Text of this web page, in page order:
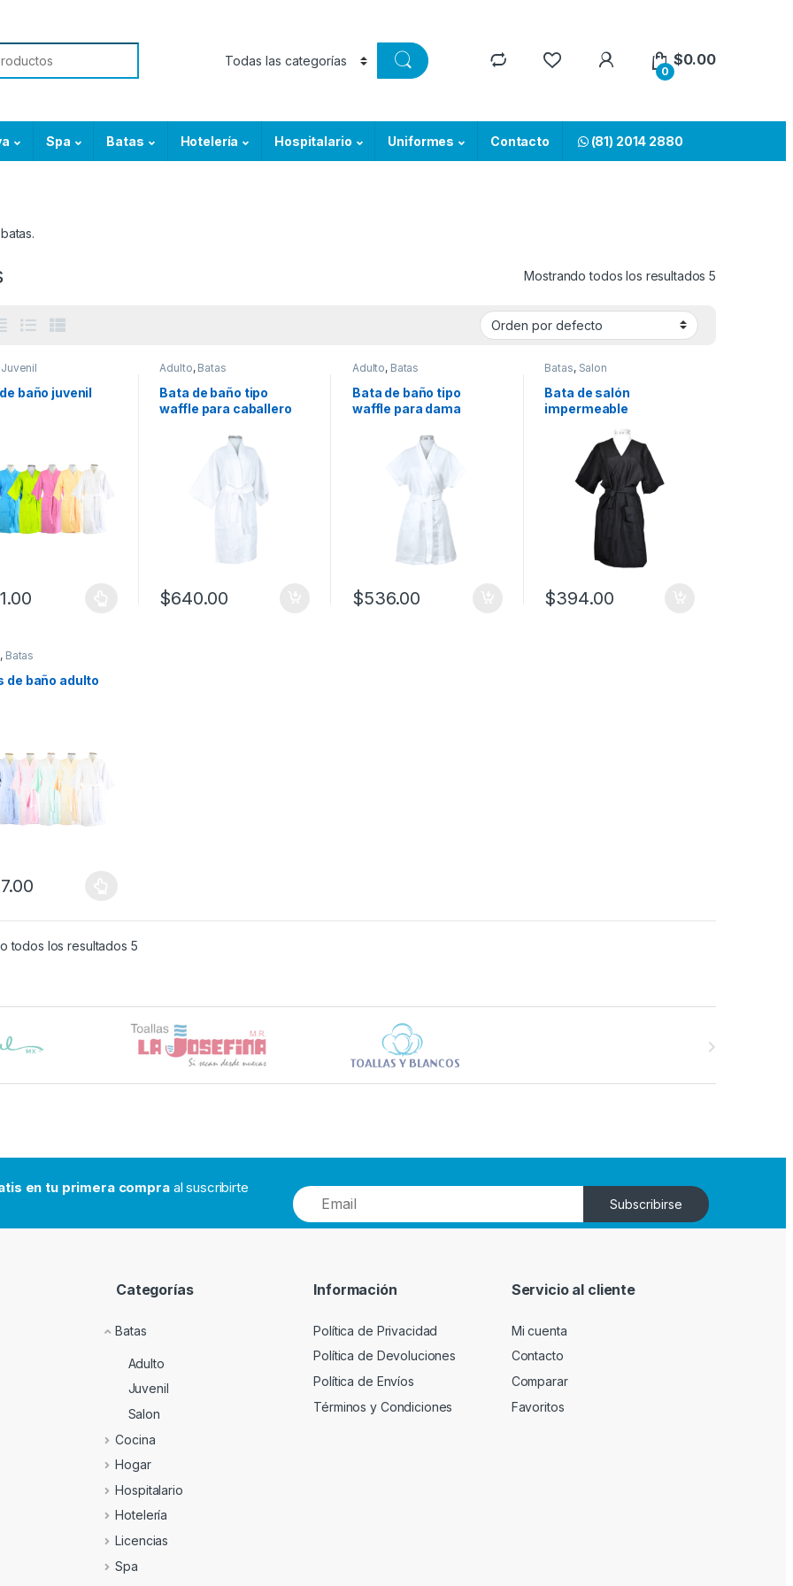
0
$0.00
Spa Batas Hotelería Hospitalario Uniformes Contacto (81) 2014 2880
Mostrando todos los resultados 5
Juvenil
baño juvenil
Adulto, Batas
Bata de baño tipo
waffle para caballero
$640.00
Adulto, Batas
Bata de baño tipo
waffle para dama
$536.00
Batas, Salon
Bata de salón
impermeable
$394.00
, Batas
de baño adulto
todos los resultados 5
en tu primera compraal suscribirte
Subscribirse
Categorías
Batas
Adulto
Juvenil
Salon
Cocina
Hogar
Hospitalario
Hotelería
Licencias
Spa
Información
Política de Privacidad
Política de Devoluciones
Política de Envíos
Términos y Condiciones
Servicio al cliente
Mi cuenta
Contacto
Comparar
Favoritos